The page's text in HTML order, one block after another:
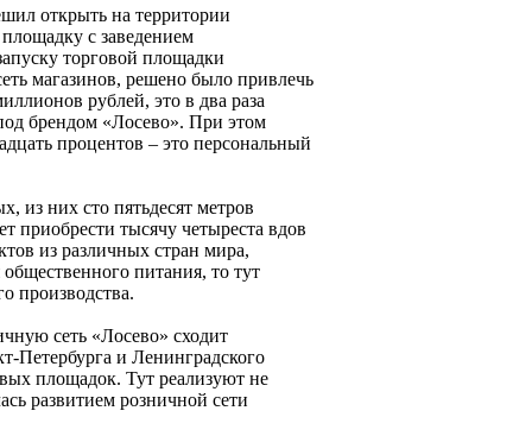
открыть на территории
с заведением
торговой площадки
магазинов, решено было привлечь
рублей, это в два раза
брендом «Лосево». При этом
процентов – это персональный
из них сто пятьдесят метров
приобрести тысячу четыреста вдов
из различных стран мира,
питания, то тут
производства.
сеть «Лосево» сходит
Петербурга и Ленинградского
площадок. Тут реализуют не
развитием розничной сети